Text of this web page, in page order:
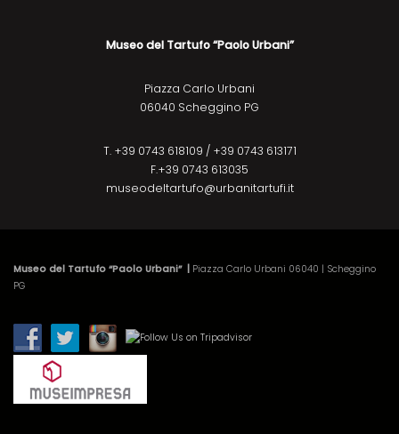
Museo del Tartufo “Paolo Urbani”
Piazza Carlo Urbani
06040 Scheggino PG
T. +39 0743 618109 / +39 0743 613171
F.+39 0743 613035
museodeltartufo@urbanitartufi.it
Museo del Tartufo “Paolo Urbani” | Piazza Carlo Urbani 06040 | Scheggino
PG